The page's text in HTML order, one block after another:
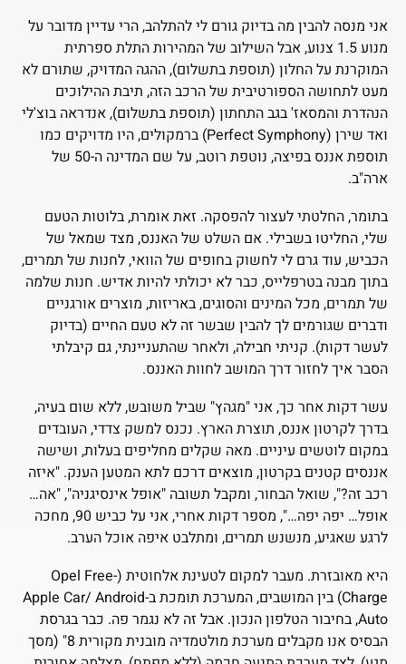
אני מנסה להבין מה בדיוק גורם לי להתלהב, הרי עדיין מדובר על
מנוע 1.5 צנוע, אבל השילוב של המהירות התלת ספרתית
המוקרנת על החלון (תוספת בתשלום), ההגה המדויק, שתורם לא
מעט לתחושה הספורטיבית של הרכב הזה, תיבת ההילוכים
הנהדרת והמסאז' בגב התחתון (תוספת בתשלום), אנדראה בוצ'לי
ואד שירן (Perfect Symphony) ברמקולים, היו מדויקים כמו
תוספת אננס בפיצה, נוטפת רוטב, על שם המדינה ה-50 של
ארה"ב.
בתומר, החלטתי לעצור להפסקה. זאת אומרת, בלוטות הטעם
שלי, החליטו בשבילי. אם השלט של האננס, מצד שמאל של
הכביש, עוד גרם לי לחשוק בחופים של הוואי, לחנות של תמרים,
בתוך מבנה בטרפלייס, כבר לא יכולתי להיות אדיש. חנות שלמה
של תמרים, מכל המינים והסוגים, באריזות, מוצרים אורגניים
ודברים שגורמים לך להבין שבשר זה לא טעם החיים (בדיוק
לעשר דקות). קניתי חבילה, ולאחר שהתעניינתי, גם קיבלתי
הסבר איך לחזור דרך המושב לחוות האננס.
עשר דקות אחר כך, אני "מגהץ" שביל משובש, ללא שום בעיה,
בדרך לקרטון אננס, תוצרת הארץ. נכנס למשק צדדי, העובדים
במקום לוטשים עיניים. מאה שקלים מחליפים בעלות, ושישה
אננסים קטנים בקרטון, מוצאים דרכם לתא המטען הענק. "איזה
רכב זה?", שואל הבחור, ומקבל תשובה "אופל אינסיגניה", "אה…
אופל… יפה יפה…", מספר דקות אחרי, אני על כביש 90, מחכה
לרגע שאגיע, מנשנש תמרים, ומתלבט איפה אוכל הערב.
היא מאובזרת. מעבר למקום לטעינת אלחוטית (Opel Free-
Charge) בין המושבים, המערכת תומכת ב-Apple Car/ Android
Auto, בחיבור הטלפון הנכון. אבל זה לא נגמר פה. כבר בגרסת
הבסיס אנו מקבלים מערכת מולטמדיה מובנית מקורית 8" (מסך